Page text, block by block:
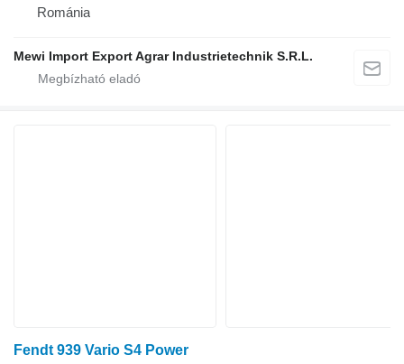
Románia
Mewi Import Export Agrar Industrietechnik S.R.L.
Fendt 939 Vario S4 Power